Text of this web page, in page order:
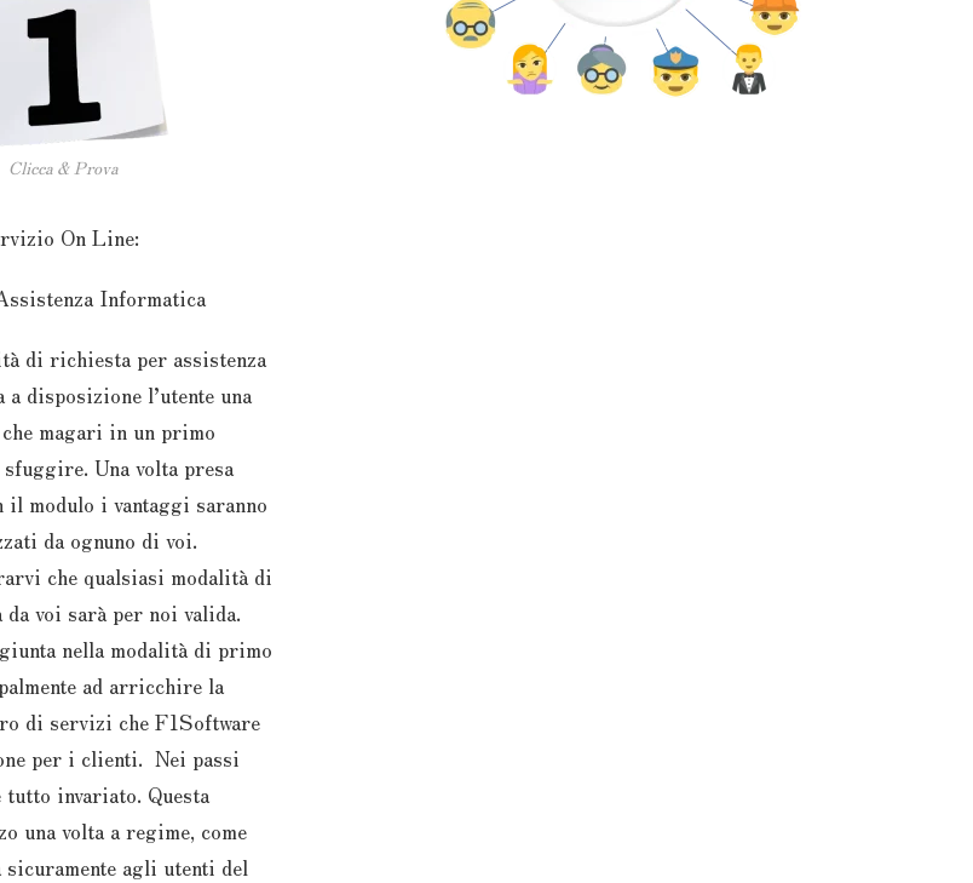
Clicca & Prova
On Line:
Informatica
di richiesta per assistenza
disposizione l’utente una
magari in un primo
sfuggire. Una volta presa
il modulo i vantaggi saranno
da ognuno di voi.
che qualsiasi modalità di
voi sarà per noi valida.
nella modalità di primo
ad arricchire la
di servizi che F1Software
per i clienti. Nei passi
invariato. Questa
una volta a regime, come
sicuramente agli utenti del